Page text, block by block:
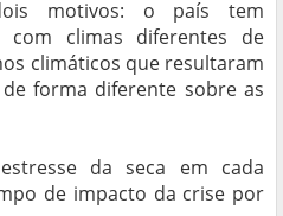
motivos: o país tem
com climas diferentes de
climáticos que resultaram
forma diferente sobre as
da seca em cada
de impacto da crise por